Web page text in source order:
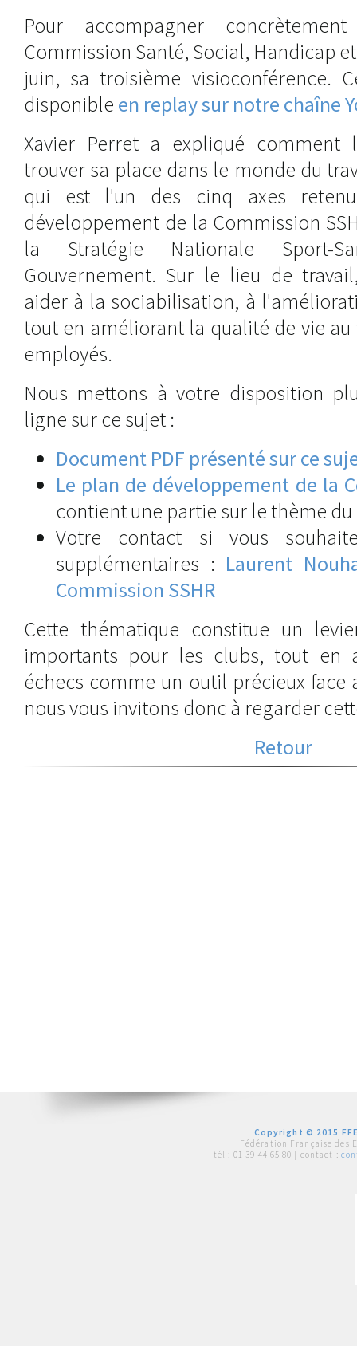
Pour accompagner
Commission Santé, Social, Handicap
juin, sa troisième visioconférence.
disponible en replay sur notre chaîne
Xavier Perret a expliqué comment
trouver sa place dans le monde du
qui est l'un des cinq axes
développement de la Commission
la Stratégie Nationale Sport-
Gouvernement. Sur le lieu de
aider à la sociabilisation, à
tout en améliorant la qualité de vie
employés.
Nous mettons à votre disposition
ligne sur ce sujet :
Document PDF présenté sur ce
Le plan de développement de la
contient une partie sur le thème
Votre contact si vous
supplémentaires : Laurent
Commission SSHR
Cette thématique constitue un
importants pour les clubs, tout en
échecs comme un outil précieux face
nous vous invitons donc à regarder
Retour
Copyright © 2015
Fédération Française des
tél : 01 39 44 65 80 | contact :